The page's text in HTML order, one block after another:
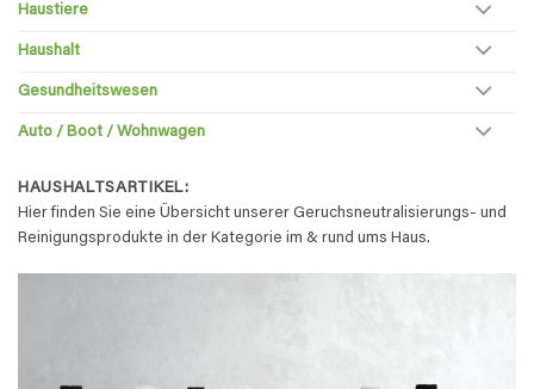
Haustiere
Haushalt
Gesundheitswesen
Auto / Boot / Wohnwagen
HAUSHALTSARTIKEL:
Hier finden Sie eine Übersicht unserer Geruchsneutralisierungs- und
Reinigungsprodukte in der Kategorie im & rund ums Haus.